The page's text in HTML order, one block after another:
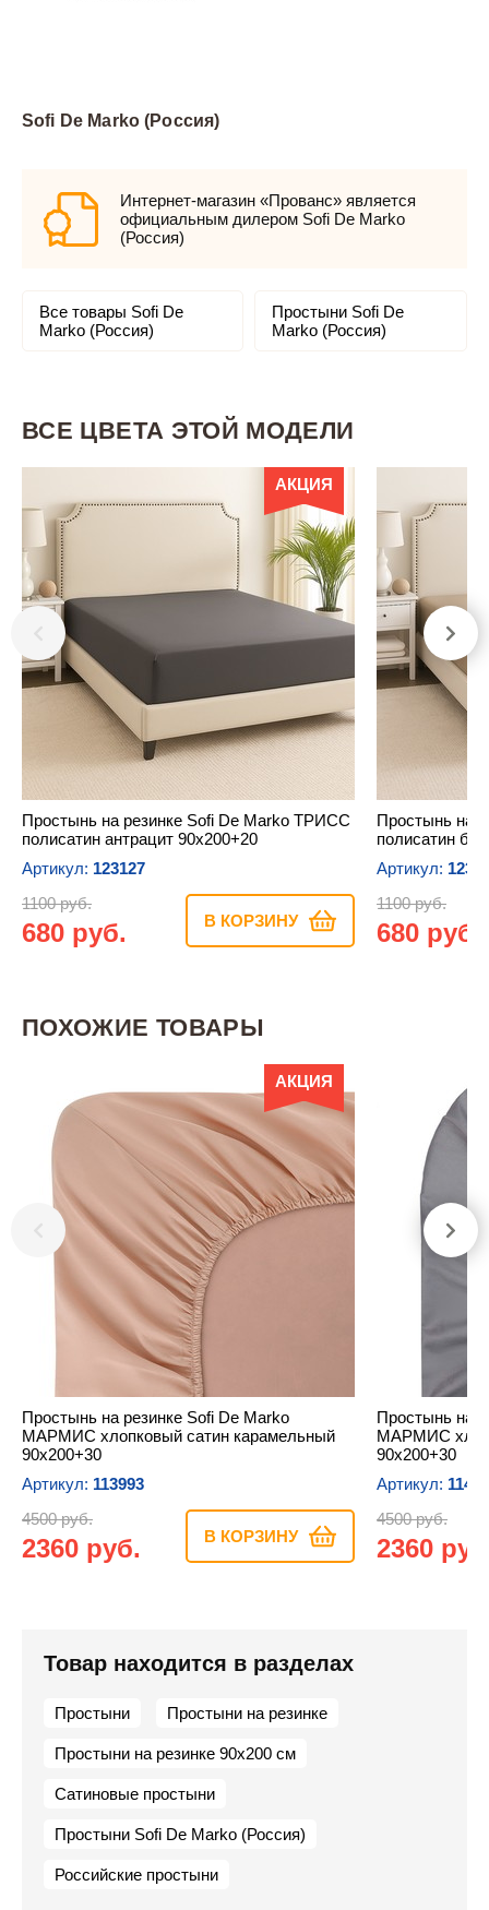
Sofi De Marko (Россия)
Интернет-магазин «Прованс» является
официальным дилером Sofi De Marko
(Россия)
Все товары Sofi De
Marko (Россия)
Простыни Sofi De
Marko (Россия)
ВСЕ ЦВЕТА ЭТОЙ МОДЕЛИ
АКЦИЯ
Простынь на резинке Sofi De Marko ТРИСС
полисатин антрацит 90х200+20
Артикул: 123127
1100 руб.
680 руб. В КОРЗИНУ
Простынь на
полисатин
Артикул:
1100 руб.
680 руб.
ПОХОЖИЕ ТОВАРЫ
АКЦИЯ
Простынь на резинке Sofi De Marko
МАРМИС хлопковый сатин карамельный
90х200+30
Артикул: 113993
4500 руб.
2360 руб. В КОРЗИНУ
Простынь на
МАРМИС
90х200+30
Артикул:
4500 руб.
2360
Товар находится в разделах
Простыни Простыни на резинке
Простыни на резинке 90х200 см
Сатиновые простыни
Простыни Sofi De Marko (Россия)
Российские простыни